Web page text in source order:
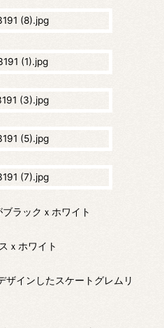
ラックｘホワイト
ｘホワイト
ザインしたスケートグレムリ